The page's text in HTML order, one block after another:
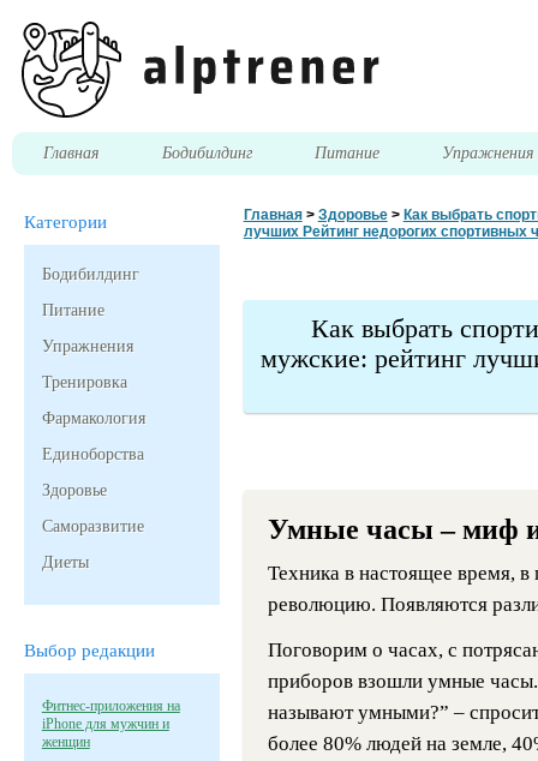
Главная Бодибилдинг Питание Упражнения
Категории
Бодибилдинг
Питание
Упражнения
Тренировка
Фармакология
Единоборства
Здоровье
Саморазвитие
Диеты
Выбор редакции
Фитнес-приложения на
iPhone для мужчин и
женщин
Главная> Здоровье> Как выбрать
лучших Рейтинг недорогих спортивных
Как выбрать
мужские: рейтинг
Умные часы – миф
Техника в настоящее время,
революцию. Появляются
Поговорим о часах, с
приборов взошли умные
называют умными?” –
более 80% людей на земле,